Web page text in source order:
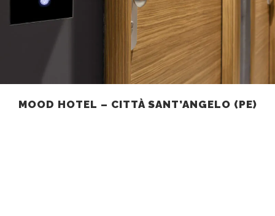
MOOD HOTEL – CITTÀ SANT’ANGELO (PE)